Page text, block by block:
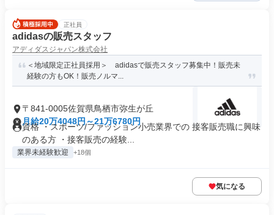
正社員
adidasの販売スタッフ
アディダスジャパン株式会社
＜地域限定正社員採用＞ adidasで販売スタッフ募集中！販売未
経験の方もOK！販売ノルマ...
〒841-0005佐賀県鳥栖市弥生が丘
月給20万4048円～21万6780円
資格 ・スポーツ/ファッション小売業界での 接客販売職に興味
のある方 ・接客販売の経験...
業界未経験歓迎 +18個
気になる